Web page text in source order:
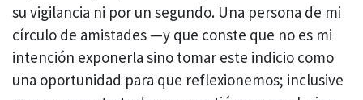
su vigilancia ni por un segundo. Una persona de mi
círculo de amistades —y que conste que no es mi
intención exponerla sino tomar este indicio como
una oportunidad para que reflexionemos; inclusive